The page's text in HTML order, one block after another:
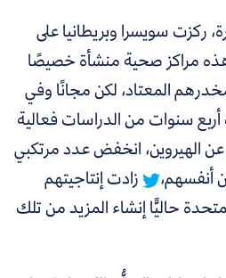
ركزت سويسرا وبريطانيا على
هذه مراكز صحية منشأة خصيصًا
المعتاد، لكن مجانًا وفي
سنوات من الدراسات فعالية
عن الهيروين، انخفض عدد مرتكبي
أنفسهم،
زادت إنتاجيتهم
حاليًّا إنشاء المزيد من تلك